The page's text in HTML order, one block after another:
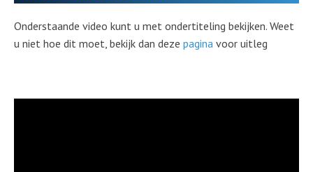
Onderstaande video kunt u met ondertiteling bekijken. Weet
u niet hoe dit moet, bekijk dan deze pagina voor uitleg